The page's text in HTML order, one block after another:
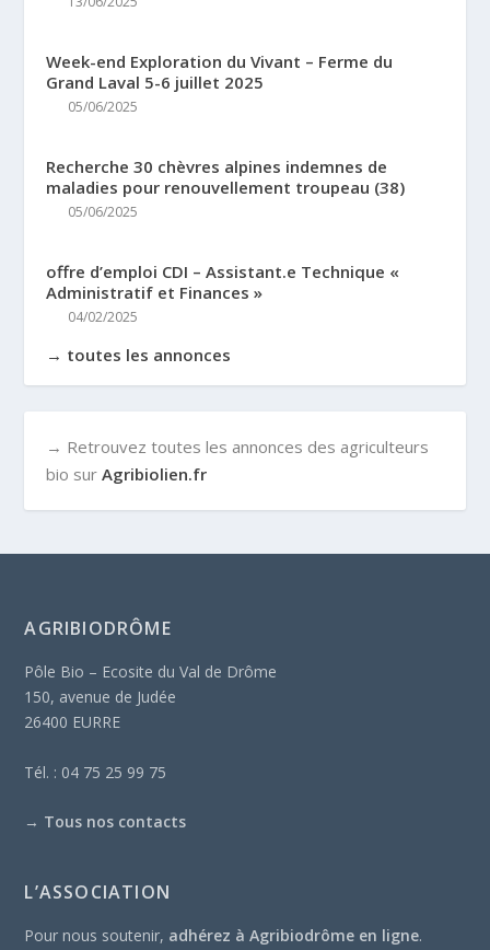
Week-end Exploration du Vivant – Ferme du
Grand Laval 5-6 juillet 2025
05/06/2025
Recherche 30 chèvres alpines indemnes de
maladies pour renouvellement troupeau (38)
05/06/2025
offre d’emploi CDI – Assistant.e Technique «
Administratif et Finances »
04/02/2025
→ toutes les annonces
→ Retrouvez toutes les annonces des agriculteurs
bio surAgribiolien.fr
AGRIBIODRÔME
Pôle Bio – Ecosite du Val de Drôme
150, avenue de Judée
26400 EURRE
Tél. : 04 75 25 99 75
→ Tous nos contacts
L’ASSOCIATION
Pour nous soutenir, adhérez à Agribiodrôme en ligne.